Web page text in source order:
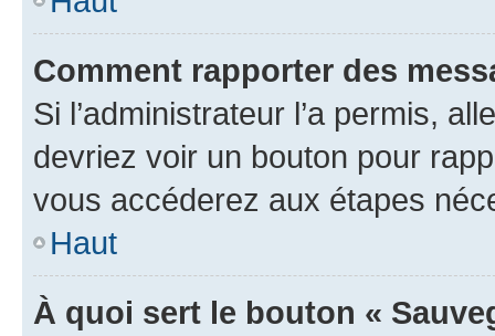
Comment rapporter des
Si l’administrateur l’a permis,
devriez voir un bouton pour
vous accéderez aux étapes
Haut
À quoi sert le bouton «